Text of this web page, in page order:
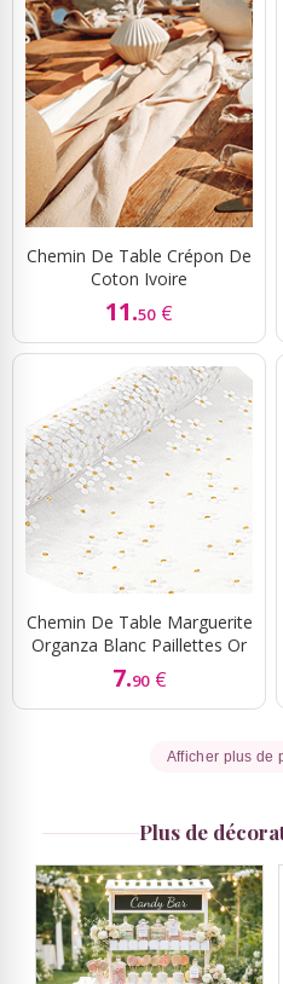
Chemin De Table Crépon De
Coton Ivoire
11.50 €
Chemin De Table Marguerite
Organza Blanc Paillettes Or
7.90 €
Afficher plus de
Plus de